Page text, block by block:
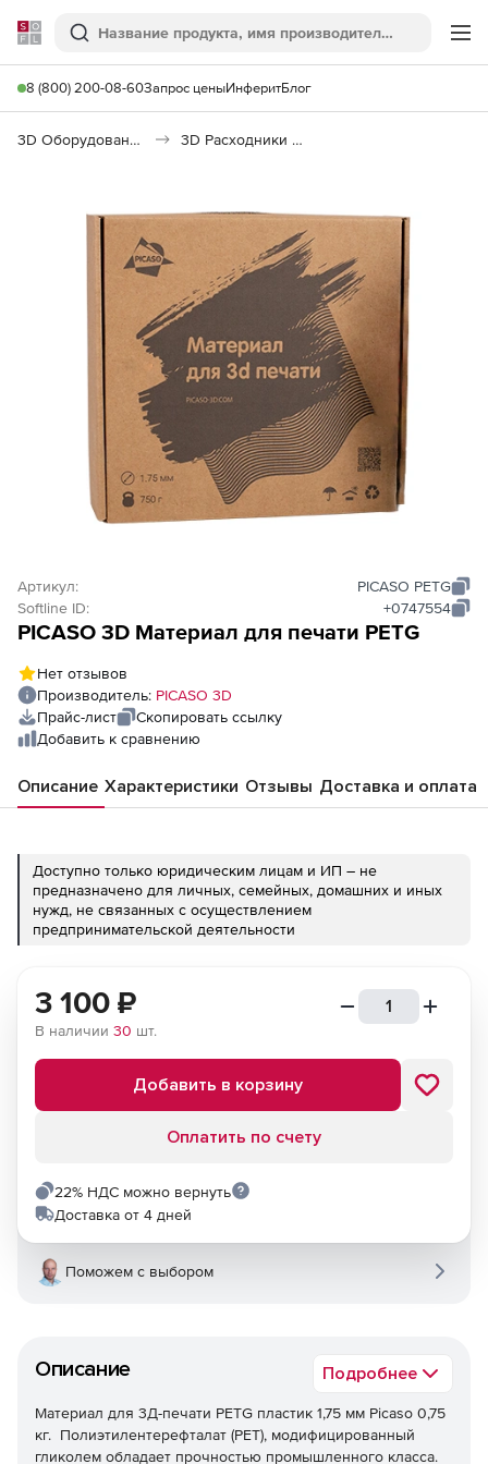
Softline
Поиск
8 (800) 200-08-60Запрос ценыИнферитБлог
3D Оборудование 3D Расходники и комплектующие
Артикул:
PICASO PETG
Softline ID:
+0747554
PICASO 3D Материал для печати PETG
Нет отзывов
Производитель: PICASO 3D
Прайс-лист
Скопировать ссылку
Добавить к сравнению
Описание Характеристики Отзывы Доставка и оплата
Доступно только юридическим лицам и ИП – не
предназначено для личных, семейных, домашних и иных
нужд, не связанных с осуществлением
предпринимательской деятельности
Описание Подробнее
Материал для 3Д-печати PETG пластик 1,75 мм Picaso 0,75
кг. Полиэтилентерефталат (PET), модифицированный
гликолем обладает прочностью промышленного класса.
3 100 ₽
В наличии 30 шт.
Добавить в корзину
Оплатить по счету
22% НДС можно вернуть
Доставка от 4 дней
Поможем с выбором